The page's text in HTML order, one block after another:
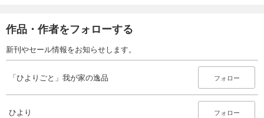
作品・作者をフォローする
新刊やセール情報をお知らせします。
「ひよりごと」我が家の逸品 フォロー
ひより フォロー